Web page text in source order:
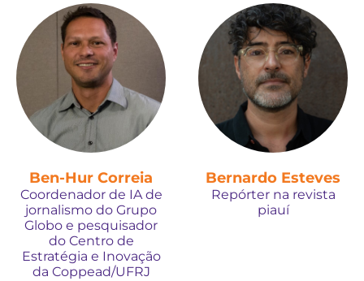
Ben-Hur Correia
Coordenador de IA de
jornalismo do Grupo
Globo e pesquisador
do Centro de
Estratégia e Inovação
da Coppead/UFRJ
Bernardo Esteves
Repórter na revista
piauí